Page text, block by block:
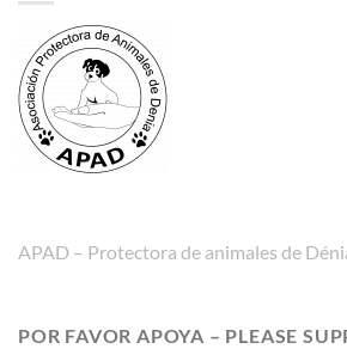
APAD – Protectora de animales de
POR FAVOR APOYA – PLEASE